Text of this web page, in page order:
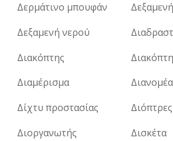
Δερμάτινο μπουφάν
Δεξαμενή
Δεξαμενή νερού
Διακόπτης
Διαμέρισμα
Δίχτυ προστασίας
Διόπτρες
Διοργανωτής
Δισκέτα